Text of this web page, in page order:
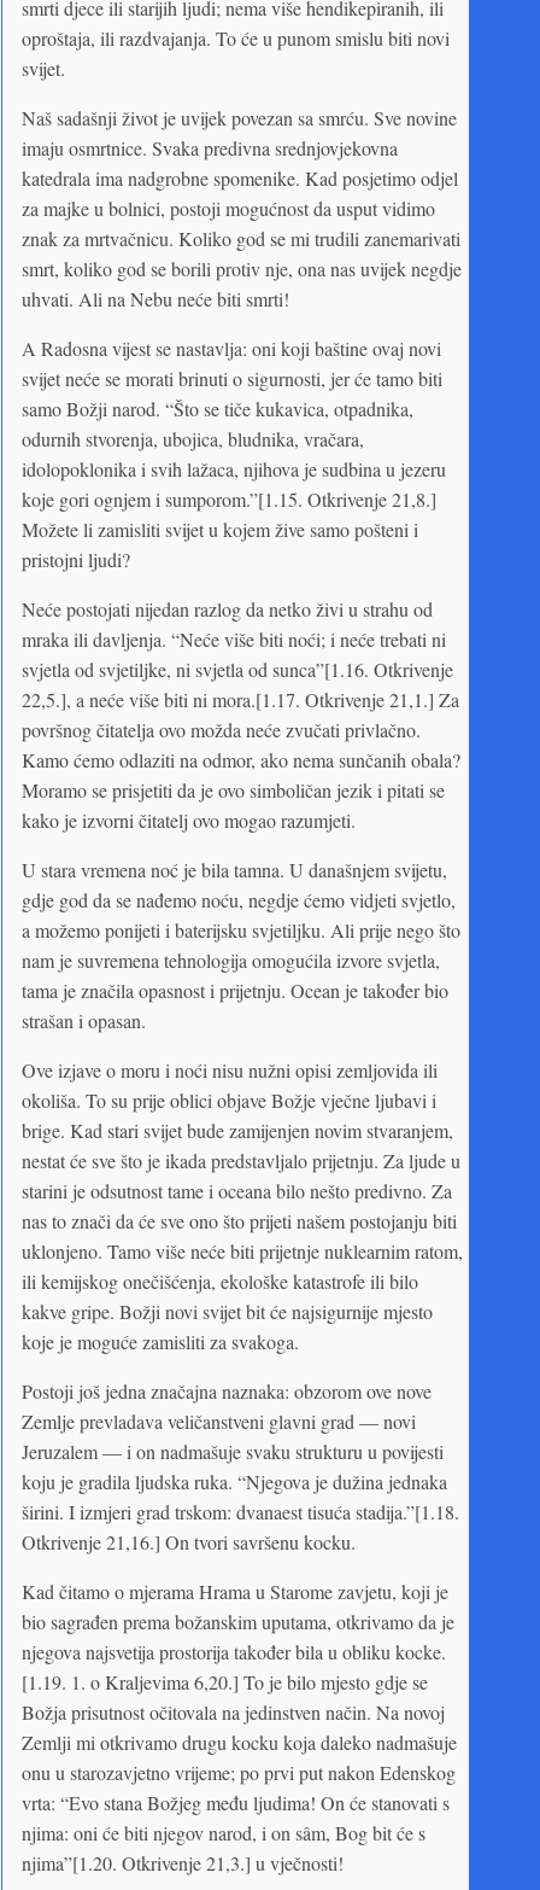
smrti djece ili starijih ljudi; nema više hendikepiranih, ili
oproštaja, ili razdvajanja. To će u punom smislu biti novi
svijet.
Naš sadašnji život je uvijek povezan sa smrću. Sve novine
imaju osmrtnice. Svaka predivna srednjovjekovna
katedrala ima nadgrobne spomenike. Kad posjetimo odjel
za majke u bolnici, postoji mogućnost da usput vidimo
znak za mrtvačnicu. Koliko god se mi trudili zanemarivati
smrt, koliko god se borili protiv nje, ona nas uvijek negdje
uhvati. Ali na Nebu neće biti smrti!
A Radosna vijest se nastavlja: oni koji baštine ovaj novi
svijet neće se morati brinuti o sigurnosti, jer će tamo biti
samo Božji narod. “Što se tiče kukavica, otpadnika,
odurnih stvorenja, ubojica, bludnika, vračara,
idolopoklonika i svih lažaca, njihova je sudbina u jezeru
koje gori ognjem i sumporom.”[1.15. Otkrivenje 21,8.]
Možete li zamisliti svijet u kojem žive samo pošteni i
pristojni ljudi?
Neće postojati nijedan razlog da netko živi u strahu od
mraka ili davljenja. “Neće više biti noći; i neće trebati ni
svjetla od svjetiljke, ni svjetla od sunca”[1.16. Otkrivenje
22,5.], a neće više biti ni mora.[1.17. Otkrivenje 21,1.] Za
površnog čitatelja ovo možda neće zvučati privlačno.
Kamo ćemo odlaziti na odmor, ako nema sunčanih obala?
Moramo se prisjetiti da je ovo simboličan jezik i pitati se
kako je izvorni čitatelj ovo mogao razumjeti.
U stara vremena noć je bila tamna. U današnjem svijetu,
gdje god da se nađemo noću, negdje ćemo vidjeti svjetlo,
a možemo ponijeti i baterijsku svjetiljku. Ali prije nego što
nam je suvremena tehnologija omogućila izvore svjetla,
tama je značila opasnost i prijetnju. Ocean je također bio
strašan i opasan.
Ove izjave o moru i noći nisu nužni opisi zemljovida ili
okoliša. To su prije oblici objave Božje vječne ljubavi i
brige. Kad stari svijet bude zamijenjen novim stvaranjem,
nestat će sve što je ikada predstavljalo prijetnju. Za ljude u
starini je odsutnost tame i oceana bilo nešto predivno. Za
nas to znači da će sve ono što prijeti našem postojanju biti
uklonjeno. Tamo više neće biti prijetnje nuklearnim ratom,
ili kemijskog onečišćenja, ekološke katastrofe ili bilo
kakve gripe. Božji novi svijet bit će najsigurnije mjesto
koje je moguće zamisliti za svakoga.
Postoji još jedna značajna naznaka: obzorom ove nove
Zemlje prevladava veličanstveni glavni grad — novi
Jeruzalem — i on nadmašuje svaku strukturu u povijesti
koju je gradila ljudska ruka. “Njegova je dužina jednaka
širini. I izmjeri grad trskom: dvanaest tisuća stadija.”[1.18.
Otkrivenje 21,16.] On tvori savršenu kocku.
Kad čitamo o mjerama Hrama u Starome zavjetu, koji je
bio sagrađen prema božanskim uputama, otkrivamo da je
njegova najsvetija prostorija također bila u obliku kocke.
[1.19. 1. o Kraljevima 6,20.] To je bilo mjesto gdje se
Božja prisutnost očitovala na jedinstven način. Na novoj
Zemlji mi otkrivamo drugu kocku koja daleko nadmašuje
onu u starozavjetno vrijeme; po prvi put nakon Edenskog
vrta: “Evo stana Božjeg među ljudima! On će stanovati s
njima: oni će biti njegov narod, i on sâm, Bog bit će s
njima”[1.20. Otkrivenje 21,3.] u vječnosti!